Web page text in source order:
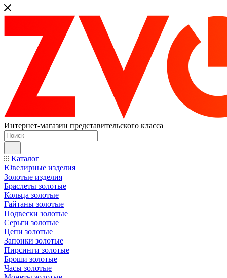
Интернет-магазин представительского класса
Каталог
Ювелирные изделия
Золотые изделия
Браслеты золотые
Кольца золотые
Гайтаны золотые
Подвески золотые
Серьги золотые
Цепи золотые
Запонки золотые
Пирсинги золотые
Броши золотые
Часы золотые